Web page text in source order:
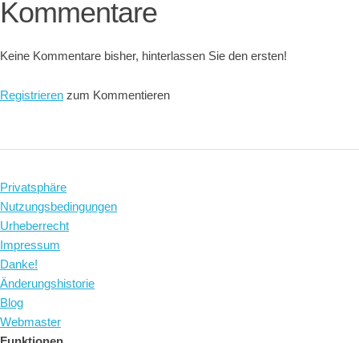
Kommentare
Keine Kommentare bisher, hinterlassen Sie den ersten!
Registrieren zum Kommentieren
Privatsphäre
Nutzungsbedingungen
Urheberrecht
Impressum
Danke!
Änderungshistorie
Blog
Webmaster